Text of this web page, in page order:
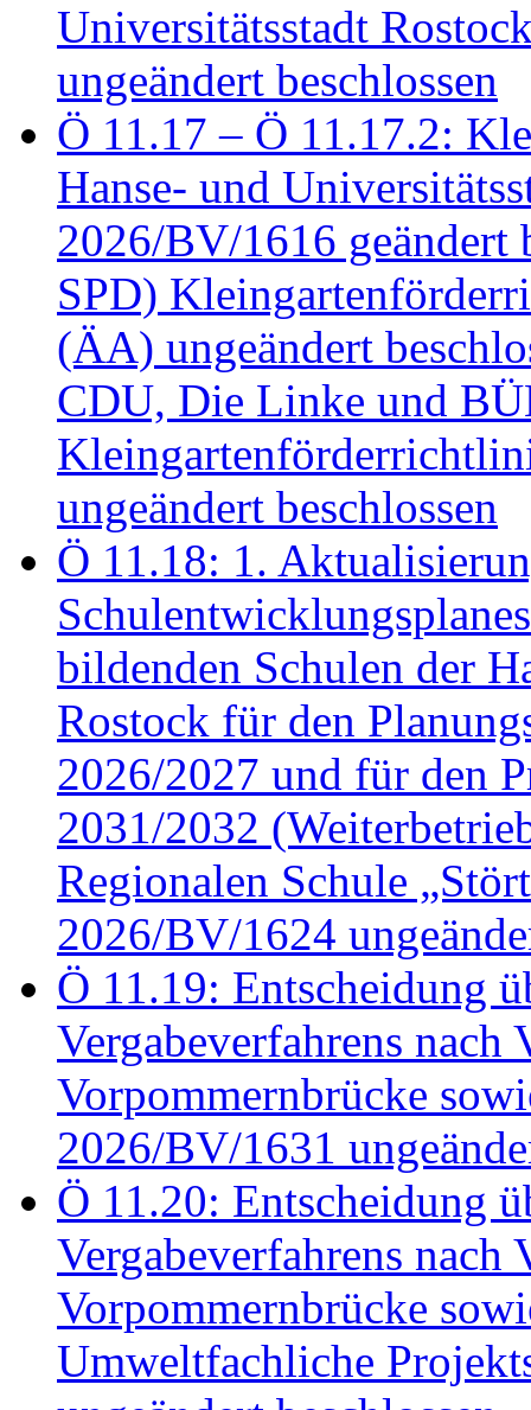
Universitätsstadt
ungeändert beschlossen
Ö 11.17 – Ö 11.17.2:
Hanse- und
2026/BV/1616 geändert
SPD)
(ÄA) ungeändert
CDU, Die Linke und
ungeändert beschlossen
Ö 11.18: 1.
bildenden Schulen der
Rostock für den
2026/2027 und für den
2031/2032
Regionalen Schule
2026/BV/1624
Ö 11.19: Entscheidung
Vergabeverfahrens
Vorpommernbrücke
2026/BV/1631
Ö 11.20: Entscheidung
Vergabeverfahrens
Vorpommernbrücke
Umweltfachliche